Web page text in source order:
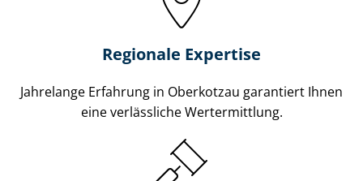
Regionale Expertise
Jahrelange Erfahrung in Oberkotzau garantiert Ihnen
eine verlässliche Wertermittlung.